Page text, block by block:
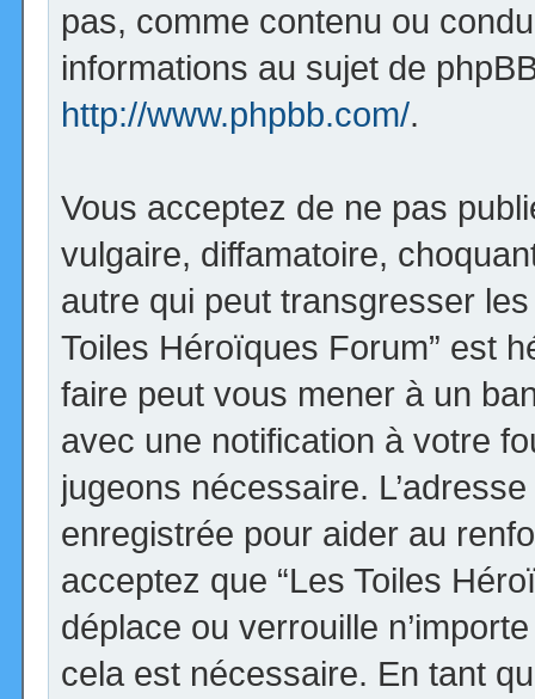
pas, comme contenu ou
informations au sujet de
http://www.phpbb.com/.
Vous acceptez de ne pas
vulgaire, diffamatoire,
autre qui peut transgresser
Toiles Héroïques Forum” est
faire peut vous mener à un
avec une notification à votre
jugeons nécessaire.
enregistrée pour aider au
acceptez que “Les Toiles
déplace ou verrouille
cela est nécessaire. En tant